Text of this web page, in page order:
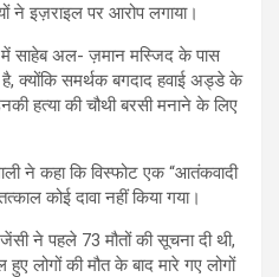
ने इज़राइल पर आरोप लगाया।
में साहेब अल- ज़मान मस्जिद के पास
है, क्योंकि समर्थक बगदाद हवाई अड्डे के
हत्या की चौथी बरसी मनाने के लिए
ने कहा कि विस्फोट एक “आतंकवादी
कोई दावा नहीं किया गया।
ने पहले 73 मौतों की सूचना दी थी,
लोगों की मौत के बाद मारे गए लोगों